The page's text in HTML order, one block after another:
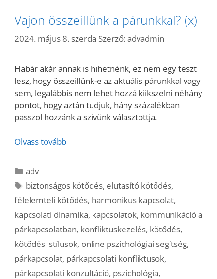
Vajon összeillünk a párunkkal? (x)
2024. május 8. szerda Szerző: advadmin
Habár akár annak is hihetnénk, ez nem egy teszt
lesz, hogy összeillünk-e az aktuális párunkkal vagy
sem, legalábbis nem lehet hozzá kiikszelni néhány
pontot, hogy aztán tudjuk, hány százalékban
passzol hozzánk a szívünk választottja.
Olvass tovább
Kategória
adv
Címkék
biztonságos kötődés, elutasító kötődés,
félelemteli kötődés, harmonikus kapcsolat,
kapcsolati dinamika, kapcsolatok, kommunikáció a
párkapcsolatban, konfliktuskezelés, kötődés,
kötődési stílusok, online pszichológiai segítség,
párkapcsolat, párkapcsolati konfliktusok,
párkapcsolati konzultáció, pszichológia,